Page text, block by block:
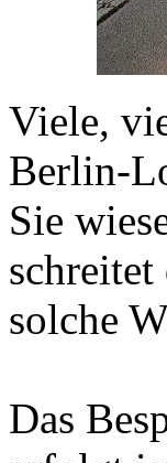
Viele,
Berlin-
Sie
solche
Das